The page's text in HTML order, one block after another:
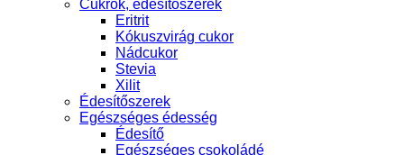
Cukrok, édesítőszerek
Eritrit
Kókuszvirág cukor
Nádcukor
Stevia
Xilit
Édesítőszerek
Egészséges édesség
Édesítő
Egészséges csokoládé